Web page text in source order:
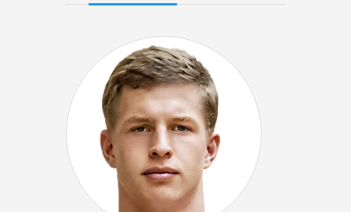
Tennis
Lo Sapevi Che
Fantacalcio
I consigli di Giulia
Serie A